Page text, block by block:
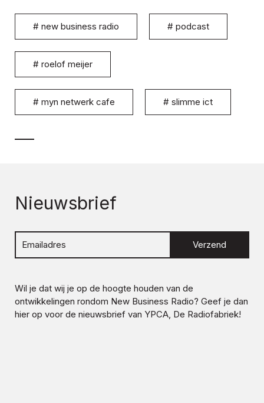
# new business radio # podcast
# roelof meijer
# myn netwerk cafe # slimme ict
Nieuwsbrief
Verzend
Wil je dat wij je op de hoogte houden van de
ontwikkelingen rondom New Business Radio? Geef je dan
hier op voor de nieuwsbrief van YPCA, De Radiofabriek!